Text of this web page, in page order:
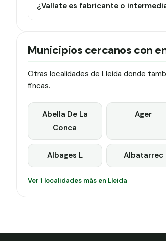
¿Vallate es fabricante o
Municipios cercanos con
Otras localidades de Lleida donde
fincas.
Abella De La
Conca
Ager
Albages L Albatarrec
Ver 1 localidades más en Lleida